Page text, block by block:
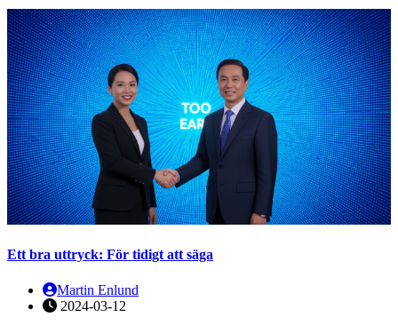
Ett bra uttryck: För tidigt att säga
Martin Enlund
2024-03-12